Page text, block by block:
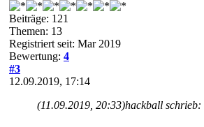
Beiträge: 121
Themen: 13
Registriert seit: Mar 2019
Bewertung: 4
#3
12.09.2019, 17:14
(11.09.2019, 20:33)hackball schrieb: